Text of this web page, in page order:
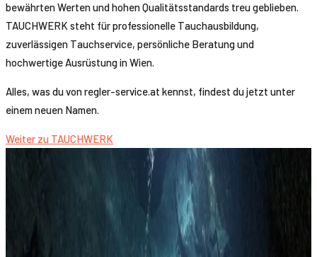
bewährten Werten und hohen Qualitätsstandards treu geblieben.
TAUCHWERK steht für professionelle Tauchausbildung,
zuverlässigen Tauchservice, persönliche Beratung und
hochwertige Ausrüstung in Wien.
Alles, was du von regler-service.at kennst, findest du jetzt unter
einem neuen Namen.
Weiter zu TAUCHWERK